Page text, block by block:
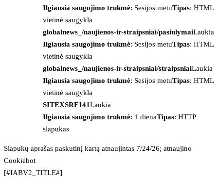
Ilgiausia saugojimo trukmė: Sesijos metuTipas: HTML
vietinė saugykla
globalnews_/naujienos-ir-straipsniai/pasiulymaiLaukia
Ilgiausia saugojimo trukmė: Sesijos metuTipas: HTML
vietinė saugykla
globalnews_/naujienos-ir-straipsniai/straipsniaiLaukia
Ilgiausia saugojimo trukmė: Sesijos metuTipas: HTML
vietinė saugykla
SITEXSRF141Laukia
Ilgiausia saugojimo trukmė: 1 dienaTipas: HTTP
slapukas
Slapukų aprašas paskutinį kartą atnaujintas 7/24/26; atnaujino
Cookiebot
[#IABV2_TITLE#]